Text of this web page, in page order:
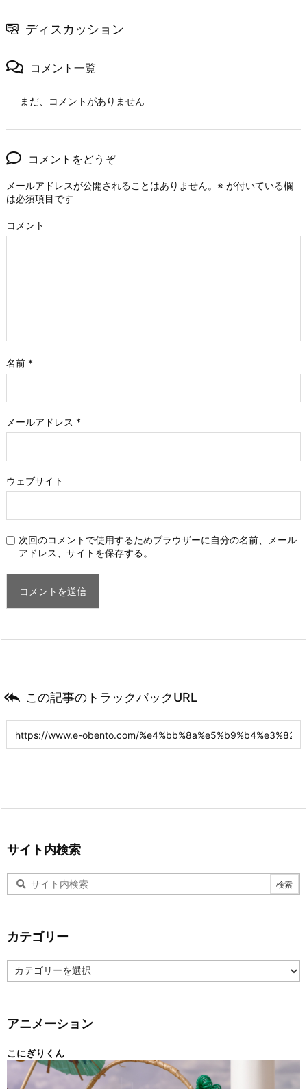
ディスカッション
コメント一覧
まだ、コメントがありません
コメントをどうぞ
メールアドレスが公開されることはありません。 ※ が付いている欄
は必須項目です
コメント
名前 *
メールアドレス *
ウェブサイト
次回のコメントで使用するためブラウザーに自分の名前、メール
アドレス、サイトを保存する。
 この記事のトラックバックURL
サイト内検索
カテゴリー
テ
ー
アニメーション
こにぎりくん